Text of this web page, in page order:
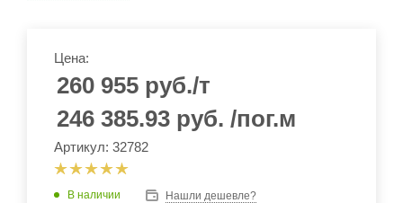
Цена:
260 955 руб./т
246 385.93 руб. /пог.м
Артикул: 32782
В наличии Нашли дешевле?